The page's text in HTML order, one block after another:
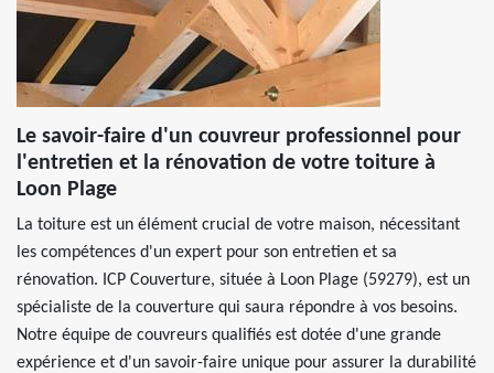
Le savoir-faire d'un couvreur professionnel pour
l'entretien et la rénovation de votre toiture à
Loon Plage
La toiture est un élément crucial de votre maison, nécessitant
les compétences d'un expert pour son entretien et sa
rénovation. ICP Couverture, située à Loon Plage (59279), est un
spécialiste de la couverture qui saura répondre à vos besoins.
Notre équipe de couvreurs qualifiés est dotée d'une grande
expérience et d'un savoir-faire unique pour assurer la durabilité